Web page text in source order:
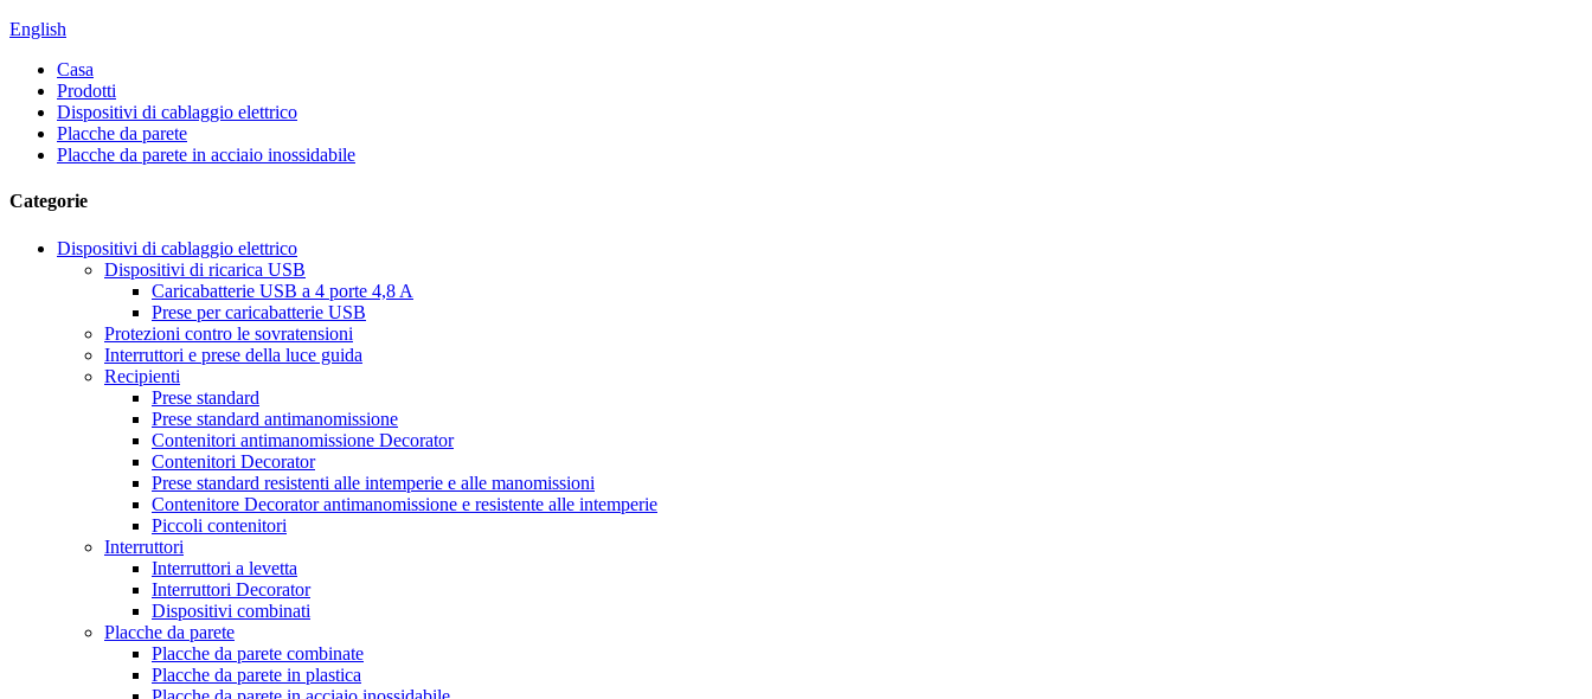
English
Casa
Prodotti
Dispositivi di cablaggio elettrico
Placche da parete
Placche da parete in acciaio inossidabile
Categorie
Dispositivi di cablaggio elettrico
Dispositivi di ricarica USB
Caricabatterie USB a 4 porte 4,8 A
Prese per caricabatterie USB
Protezioni contro le sovratensioni
Interruttori e prese della luce guida
Recipienti
Prese standard
Prese standard antimanomissione
Contenitori antimanomissione Decorator
Contenitori Decorator
Prese standard resistenti alle intemperie e alle manomissioni
Contenitore Decorator antimanomissione e resistente alle intemperie
Piccoli contenitori
Interruttori
Interruttori a levetta
Interruttori Decorator
Dispositivi combinati
Placche da parete
Placche da parete combinate
Placche da parete in plastica